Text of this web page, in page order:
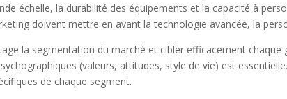
échelle, la durabilité des équipements et la capacité à
doivent mettre en avant la technologie avancée, la
la segmentation du marché et cibler efficacement
(valeurs, attitudes, style de vie) est
de chaque segment.